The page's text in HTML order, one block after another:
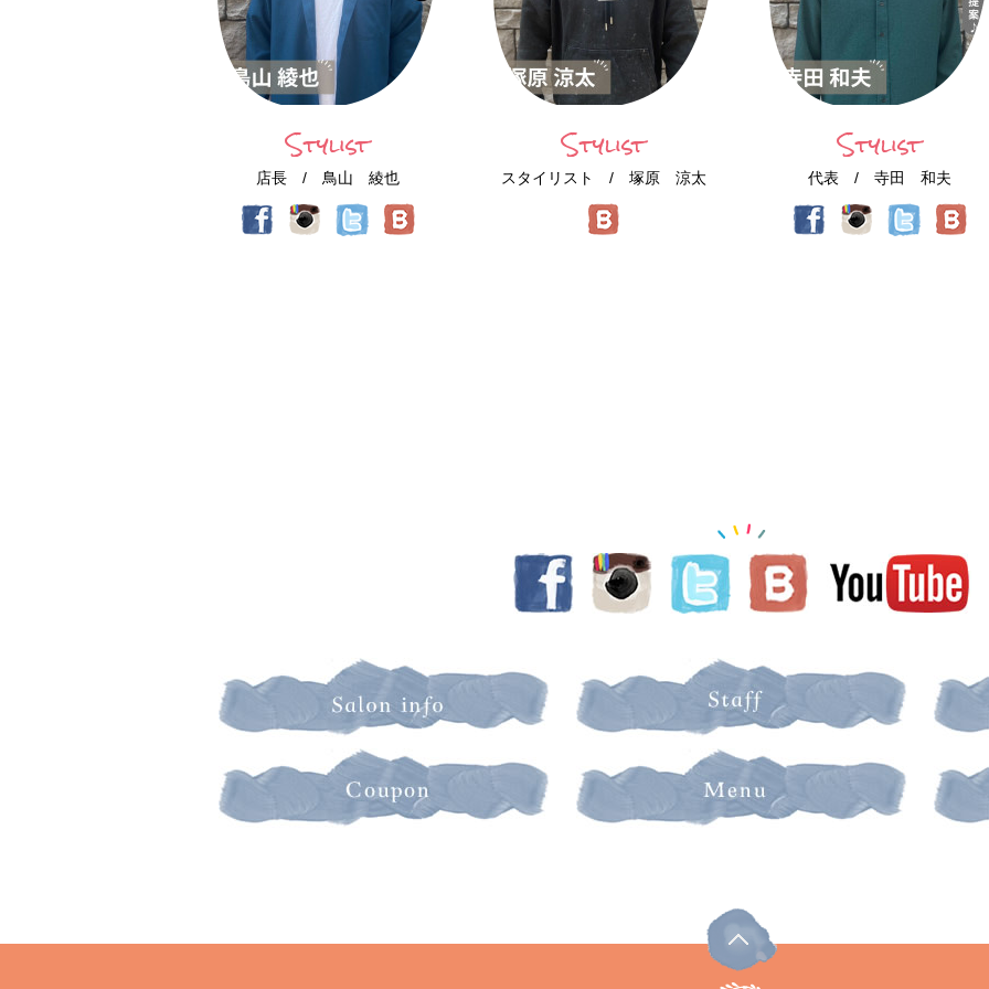
Stylist
店長 / 鳥山 綾也
Stylist
スタイリスト / 塚原 涼太
Stylist
代表 / 寺田 和夫